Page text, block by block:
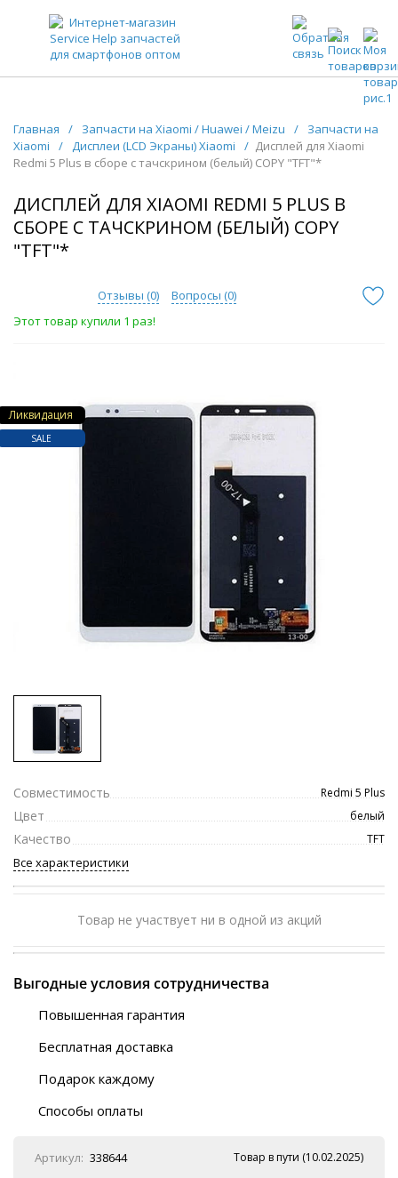
ЗАПЧАСТИ ДЛЯ ТЕЛЕФОНОВ ОПТОМ
Главная / Запчасти на Xiaomi / Huawei / Meizu /
Запчасти на
Xiaomi
/ Дисплеи (LCD Экраны) Xiaomi / Дисплей для Xiaomi
Redmi 5 Plus в сборе с тачскрином (белый) COPY "TFT"*
ДИСПЛЕЙ ДЛЯ XIAOMI REDMI 5 PLUS В
СБОРЕ С ТАЧСКРИНОМ (БЕЛЫЙ) COPY
"TFT"*
Отзывы (0) Вопросы (0)
Этот товар купили 1 раз!
Ликвидация
SALE
Совместимость Redmi 5 Plus
Цвет белый
Качество TFT
Все характеристики
Товар не участвует ни в одной из акций
Выгодные условия сотрудничества
Повышенная гарантия
Бесплатная доставка
Автобусы (по ЮФО)
“BlaBlaCar” (по ЮФО)
Подарок каждому
Способы оплаты
Наличные
Артикул: 338644 Товар в пути (10.02.2025)